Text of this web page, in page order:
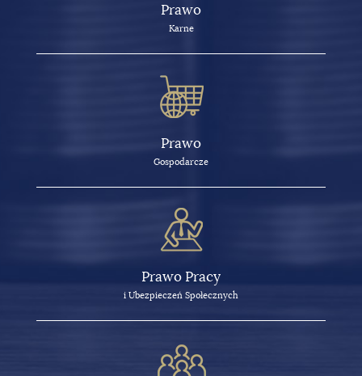
Prawo
Karne
Prawo
Gospodarcze
Prawo Pracy
i Ubezpieczeń Społecznych